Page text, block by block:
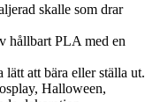
skalle som drar
hållbart PLA med en
att bära eller ställa ut.
Halloween,